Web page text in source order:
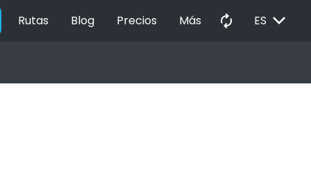
Rutas Blog Precios Más autorenew ES EXPAND_MORE